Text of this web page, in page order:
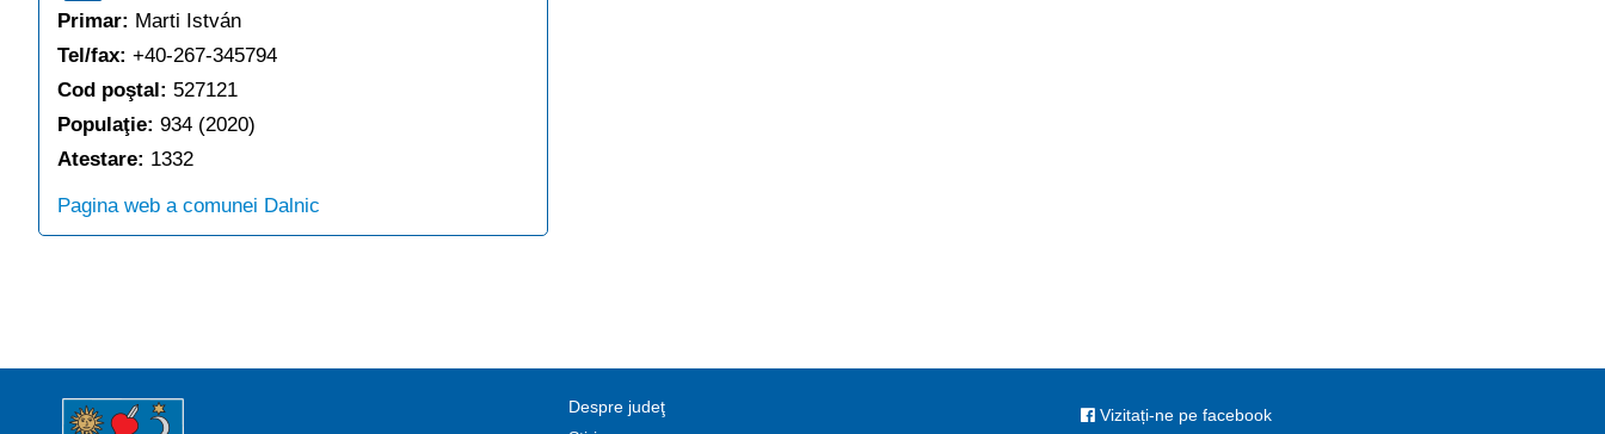
Primar: Marti István
Tel/fax: +40-267-345794
Cod poştal: 527121
Populaţie: 934 (2020)
Atestare: 1332
Pagina web a comunei Dalnic
Despre judeţ
Vizitați-ne pe facebook